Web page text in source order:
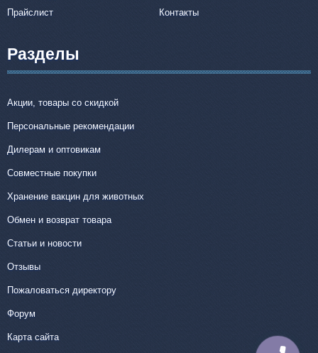
Прайслист
Контакты
Разделы
Акции, товары со скидкой
Персональные рекомендации
Дилерам и оптовикам
Совместные покупки
Хранение вакцин для животных
Обмен и возврат товара
Статьи и новости
Отзывы
Пожаловаться директору
Форум
Карта сайта